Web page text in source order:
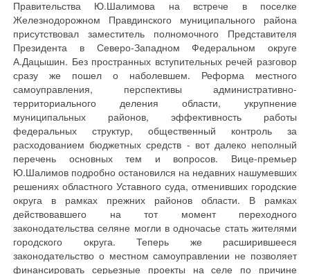
Правительства Ю.Шалимова на встрече в поселке
Железнодорожном Правдинского муниципального района
присутствовал заместитель полномочного Представителя
Президента в Северо-Западном Федеральном округе
А.Дацышин. Без пространных вступительных речей разговор
сразу же пошел о наболевшем. Реформа местного
самоуправления, перспективы административно-
территориального деления области, укрупнение
муниципальных районов, эффективность работы
федеральных структур, общественный контроль за
расходованием бюджетных средств - вот далеко неполный
перечень основных тем и вопросов. Вице-премьер
Ю.Шалимов подробно остановился на недавних нашумевших
решениях областного Уставного суда, отменивших городские
округа в рамках прежних районов области. В рамках
действовавшего на тот момент переходного
законодательства селяне могли в одночасье стать жителями
городского округа. Теперь же расширившееся
законодательство о местном самоуправлении не позволяет
финансировать серьезные проекты на селе по причине